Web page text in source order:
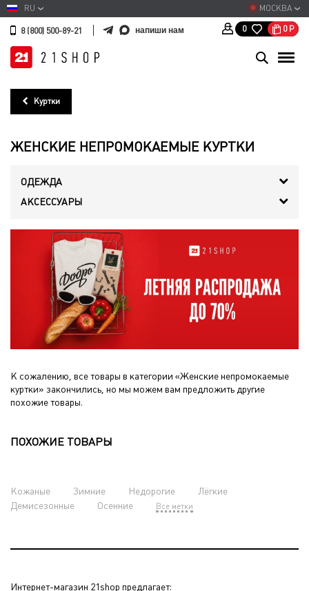
МОСКВА
RU
8 (800) 500-89-21 напиши нам 0 0 Р
Куртки
ЖЕНСКИЕ НЕПРОМОКАЕМЫЕ КУРТКИ
ОДЕЖДА
АКСЕССУАРЫ
К сожалению, все товары в категории «Женские непромокаемые
куртки» закончились, но мы можем вам предложить другие
похожие товары.
ПОХОЖИЕ ТОВАРЫ
Кожаные Зимние Недорогие
Лёгкие
Демисезонные
Осенние Все метки
Интернет-магазин 21shop предлагает: